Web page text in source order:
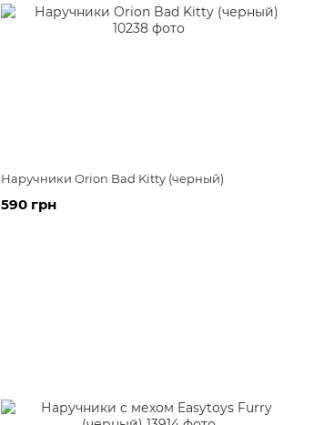
Наручники Orion Bad Kitty (черный)
590 грн